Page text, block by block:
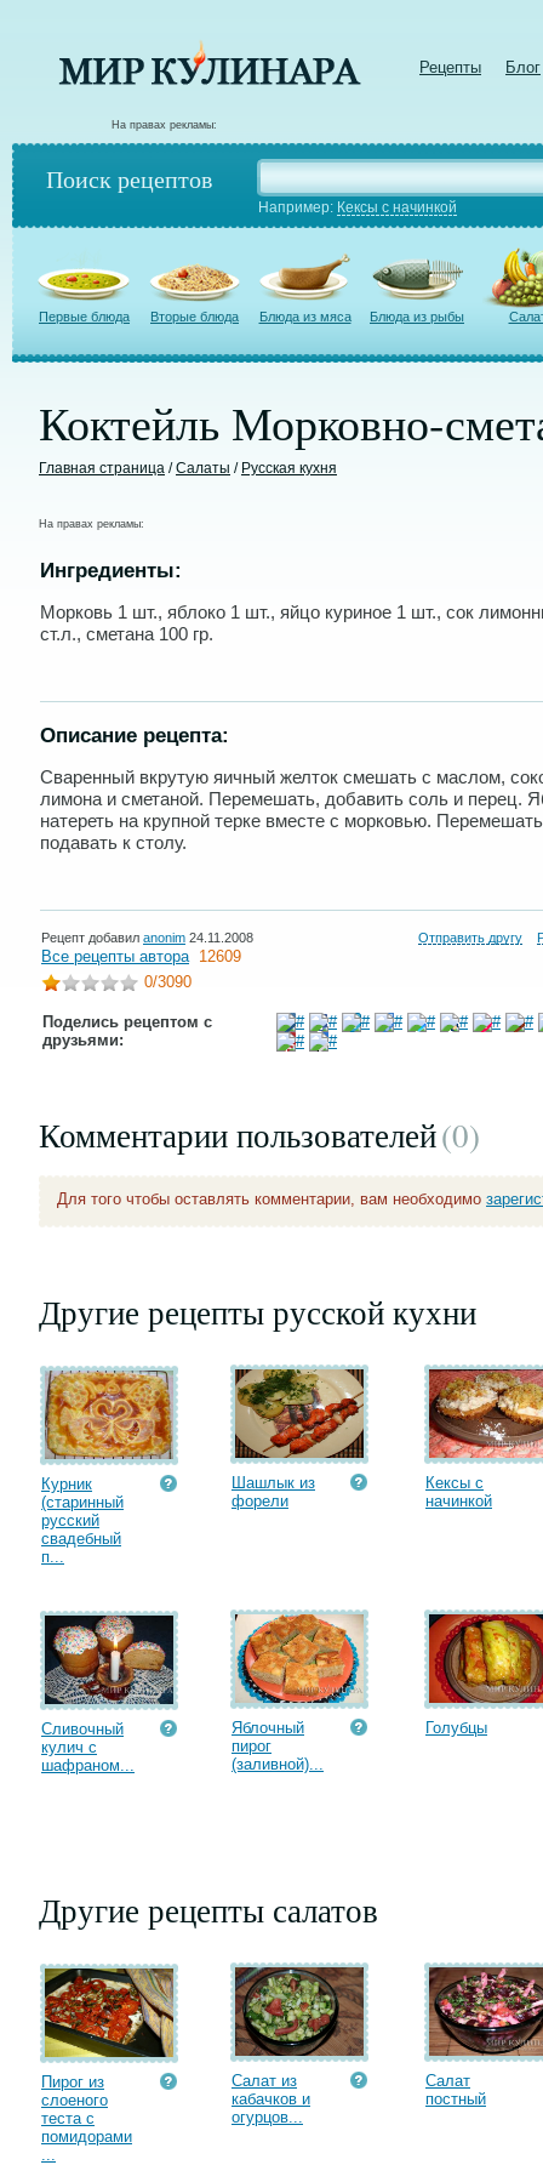
Рецепты Блог
На правах рекламы:
Поиск рецептов
Например: Кексы с начинкой
Первые блюда Вторые блюда Блюда из мяса Блюда из рыбы
Коктейль Морковно-
Главная страница /Салаты / Русская кухня
На правах рекламы:
Ингредиенты:
Морковь 1 шт., яблоко 1 шт., яйцо куриное 1 шт., сок
ст.л., сметана 100 гр.
Описание рецепта:
Сваренный вкрутую яичный желток смешать с маслом,
лимона и сметаной. Перемешать, добавить соль и перец.
натереть на крупной терке вместе с морковью.
подавать к столу.
Рецепт добавил anonim 24.11.2008 Отправить другу
Все рецепты автора 12609
0/3090
Поделись рецептом с
друзьями:
Комментарии пользователей(0)
Для того чтобы оставлять комментарии, вам необходимо
Другие рецепты русской кухни
Курник
(старинный
русский
свадебный
п...
Шашлык из
форели
Кексы с
начинкой
Сливочный
кулич с
шафраном...
Яблочный
пирог
(заливной)...
Голубцы
Другие рецепты салатов
Пирог из
слоеного
теста с
помидорами
...
Салат из
кабачков и
огурцов...
Салат
постный